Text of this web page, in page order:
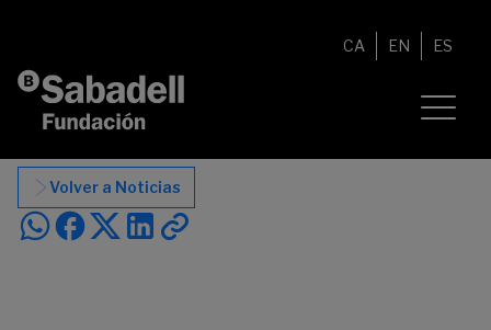
CA EN ES
Volver a Noticias